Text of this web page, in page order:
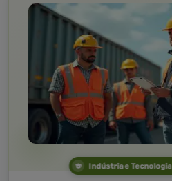
Indústria e Tecnologia